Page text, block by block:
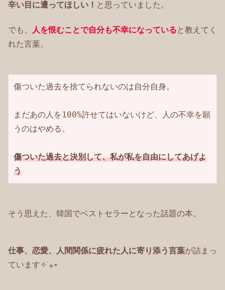
辛い目に遭ってほしい！ と思っていました。
でも、 人を恨むことで自分も不幸になっている と教えてく
れた言葉。
傷ついた過去を捨てられないのは自分自身。
まだあの人を100%許せてはいないけど、人の不幸を願
うのはやめる。
傷ついた過去と決別して、私が私を自由にしてあげよ
う
そう思えた、韓国でベストセラーとなった話題の本。
仕事、恋愛、人間関係に疲れた人に寄り添う言葉が詰まっ
ています✧˙⁎⋆